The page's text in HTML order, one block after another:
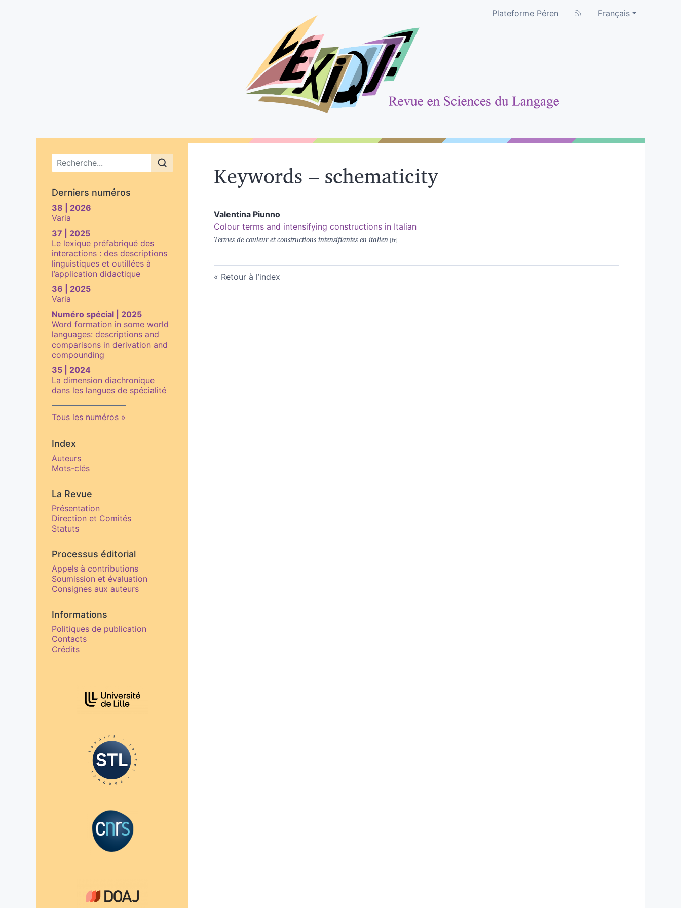
Plateforme Péren Français
Menu principal
Derniers numéros
38 | 2026
Varia
37 | 2025
Le lexique préfabriqué des
interactions : des descriptions
linguistiques et outillées à
l’application didactique
36 | 2025
Varia
Numéro spécial | 2025
Word formation in some world
languages: descriptions and
comparisons in derivation and
compounding
35 | 2024
La dimension diachronique
dans les langues de spécialité
Tous les numéros
Index
Auteurs
Mots-clés
La Revue
Présentation
Direction et Comités
Statuts
Processus éditorial
Appels à contributions
Soumission et évaluation
Consignes aux auteurs
Informations
Politiques de publication
Contacts
Crédits
Keywords – schematicity
Valentina Piunno
Colour terms and intensifying constructions in Italian
Termes de couleur et constructions intensifiantes en italien
Retour à l’index